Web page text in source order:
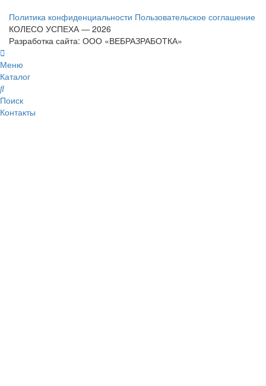
Политика конфиденциальности Пользовательское соглашение
КОЛЕСО УСПЕХА ― 2026
Разработка сайта: ООО «ВЕБРАЗРАБОТКА»
Меню
Каталог
Поиск
Контакты